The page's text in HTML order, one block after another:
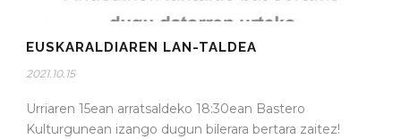
EUSKARALDIAREN LAN-TALDEA
2021.10.15
Urriaren 15ean arratsaldeko 18:30ean Bastero
Kulturgunean izango dugun bilerara bertara zaitez!